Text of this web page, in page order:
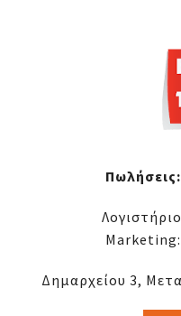
Πωλήσεις:
Marketing:
Δημαρχείου 3,